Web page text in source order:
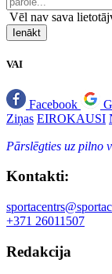
Vēl nav sava
Ienākt
VAI
Facebook
Ziņas EIROKAUSI
Pārslēgties uz pilno
Kontakti:
+371 26011507
Redakcija